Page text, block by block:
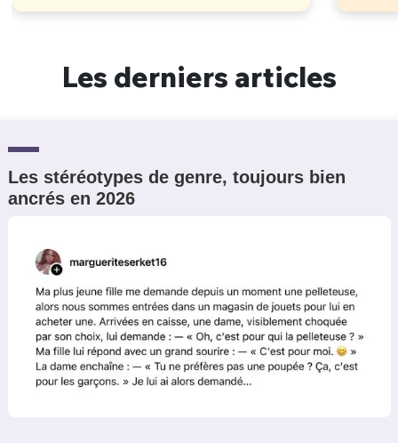
Les derniers articles
Les stéréotypes de genre, toujours bien
ancrés en 2026